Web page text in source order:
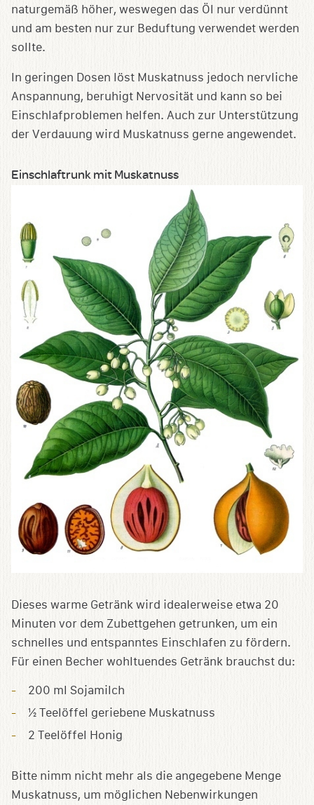
naturgemäß höher, weswegen das Öl nur verdünnt
und am besten nur zur Beduftung verwendet werden
sollte.
In geringen Dosen löst Muskatnuss jedoch nervliche
Anspannung, beruhigt Nervosität und kann so bei
Einschlafproblemen helfen. Auch zur Unterstützung
der Verdauung wird Muskatnuss gerne angewendet.
Einschlaftrunk mit Muskatnuss
Dieses warme Getränk wird idealerweise etwa 20
Minuten vor dem Zubettgehen getrunken, um ein
schnelles und entspanntes Einschlafen zu fördern.
Für einen Becher wohltuendes Getränk brauchst du:
200 ml Sojamilch
½ Teelöffel geriebene Muskatnuss
2 Teelöffel Honig
Bitte nimm nicht mehr als die angegebene Menge
Muskatnuss, um möglichen Nebenwirkungen